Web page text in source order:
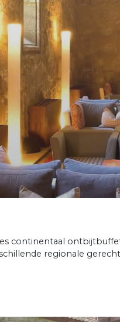
continentaal
regionale